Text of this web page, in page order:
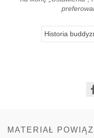
Historia
MATERIAŁ